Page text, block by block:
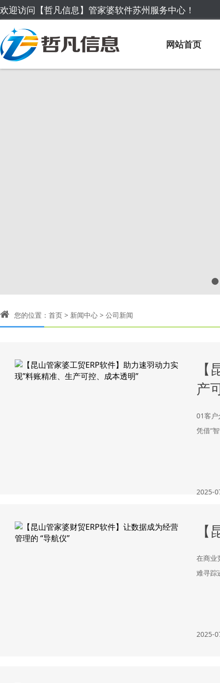
欢迎访问【哲凡信息】管家婆软件苏州服务中心！
网站首页
您的位置： 首页 > 新闻中心 > 公司新闻
产
01客户
凭借“
2025-
在商业
难寻踪
2025-